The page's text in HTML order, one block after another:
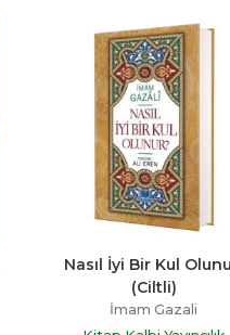
Nasıl İyi Bir Kul
(Ciltli)
İmam Gazali